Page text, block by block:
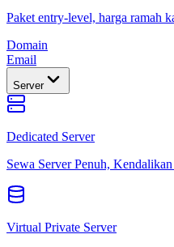
Paket entry-level, harga ramah
Domain
Email
Server
Dedicated Server
Sewa Server Penuh,
Virtual Private Server